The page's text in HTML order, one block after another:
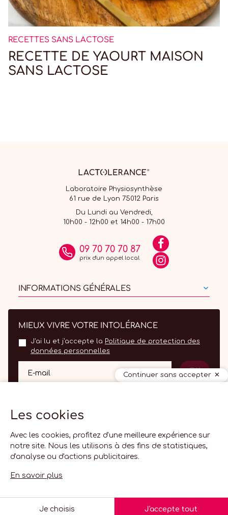
RECETTES SANS LACTOSE
RECETTE DE YAOURT MAISON
SANS LACTOSE
Laboratoire Physiosynthèse
61 rue de Lyon 75012 Paris
Du Lundi au Vendredi,
10h00 - 12h00 et 14h00 - 17h00
09 70 70 70 87
prix d'un appel local
INFORMATIONS GÉNÉRALES
MIEUX VIVRE VOTRE INTOLÉRANCE
J'ai lu et j'accepte la Politique de protection des
données personnelles
E-mail OK
Continuer sans accepter
Les cookies
Avec les cookies, profitez d'une meilleure expérience sur
notre site. Nous les utilisons à des fins de statistiques,
d'analyse ou d'actions publicitaires.
En savoir plus
Je choisis J'accepte tout